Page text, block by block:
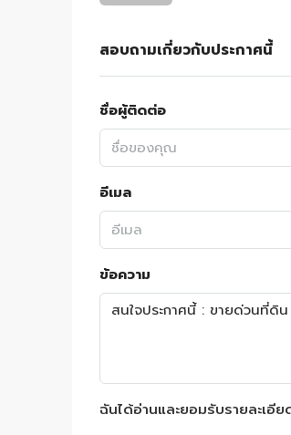
สอบถามเกี่ยวกับประกาศนี้
ชื่อผู้ติดต่อ
อีเมล
ข้อความ
ฉันได้อ่านและยอมรับรายละเอีย